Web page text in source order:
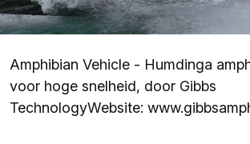
Amphibian Vehicle - Humdinga
voor hoge snelheid, door Gibbs
TechnologyWebsite: